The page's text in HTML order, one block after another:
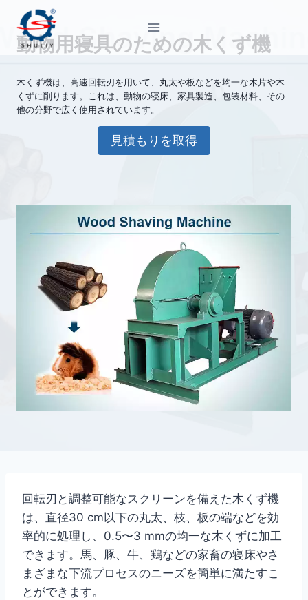
動物用寝具のための木くず機
木くず機は、高速回転刃を用いて、丸太や板などを均一な木片や木
くずに削ります。これは、動物の寝床、家具製造、包装材料、その
他の分野で広く使用されています。
見積もりを取得
回転刃と調整可能なスクリーンを備えた木くず機
は、直径30 cm以下の丸太、枝、板の端などを効
率的に処理し、0.5〜3 mmの均一な木くずに加工
できます。馬、豚、牛、鶏などの家畜の寝床やさ
まざまな下流プロセスのニーズを簡単に満たすこ
とができます。